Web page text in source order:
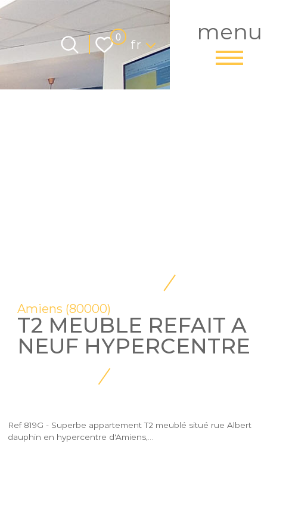
menu
0 Langue
fr
Amiens (80000)
T2 MEUBLE REFAIT A
NEUF HYPERCENTRE
Ref 819G - Superbe appartement T2 meublé situé rue Albert
dauphin en hypercentre d'Amiens,...